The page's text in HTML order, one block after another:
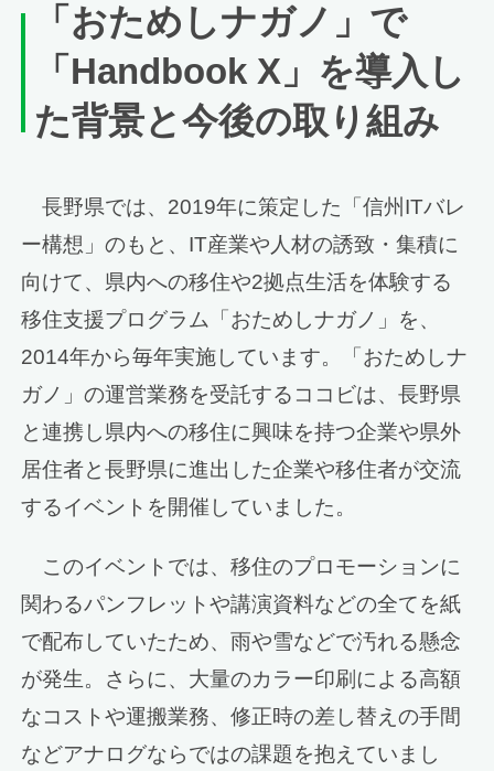
「おためしナガノ」で
「 Handbook X 」を導入し
た背景と今後の取り組み
長野県では、2019年に策定した「信州ITバレ
ー構想」のもと、IT産業や人材の誘致・集積に
向けて、県内への移住や2拠点生活を体験する
移住支援プログラム「おためしナガノ」を、
2014年から毎年実施しています。「おためしナ
ガノ」の運営業務を受託するココビは、長野県
と連携し県内への移住に興味を持つ企業や県外
居住者と長野県に進出した企業や移住者が交流
するイベントを開催していました。
このイベントでは、移住のプロモーションに
関わるパンフレットや講演資料などの全てを紙
で配布していたため、雨や雪などで汚れる懸念
が発生。さらに、大量のカラー印刷による高額
なコストや運搬業務、修正時の差し替えの手間
などアナログならではの課題を抱えていまし